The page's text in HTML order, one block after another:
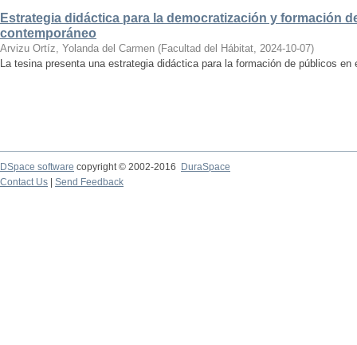
Estrategia didáctica para la democratización y formación
contemporáneo
Arvizu Ortíz, Yolanda del Carmen (Facultad del Hábitat, 2024-10-07)
La tesina presenta una estrategia didáctica para la formación de públicos en
DSpace software copyright © 2002-2016
DuraSpace
Contact Us
Send Feedback